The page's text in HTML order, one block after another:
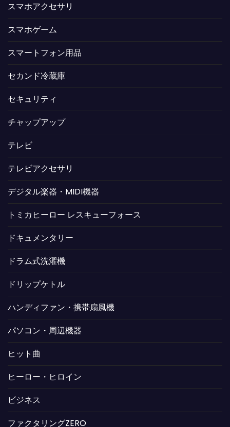
スマホアクセサリ
スマホゲーム
スマートフォン用品
セカンド冷蔵庫
セキュリティ
チャップアップ
テレビ
テレビアクセサリ
デジタル楽器・MIDI機器
トミカヒーロー レスキューフォース
ドキュメンタリー
ドラム式洗濯機
ドリップケトル
ハンディファン・携帯扇風機
パソコン・周辺機器
ヒット曲
ヒーロー・ヒロイン
ビジネス
ファクタリングZERO